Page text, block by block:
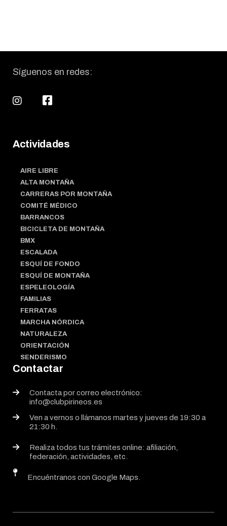
Síguenos en redes:
Actividades
AIRE LIBRE
ALTA MONTAÑA
CARRERAS POR MONTAÑA
COMITÉ MÉDICO
BARRANCOS
BICICLETA DE MONTAÑA
BMX
ESCALADA
ESQUÍ DE FONDO
ESQUÍ DE MONTAÑA
ESPELEOLOGÍA
FAMILIAS
FERRATAS
MARCHA NÓRDICA
NATURALEZA
ORIENTACIÓN
SENDERISMO
Contactar
Contacta por correo electrónico:
info@clubpirineos.es
Ven a vernos o llámanos martes y jueves de 19:30 a
21:30 h.
Realiza todos tus trámites online: afiliación,
federación, actividades, etc.
Encuéntranos con Google Maps.